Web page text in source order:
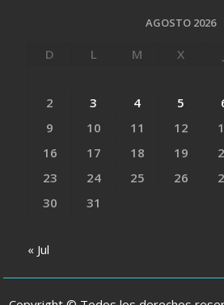
AGOSTO 2026
D L M X
2
3 4 5
9
10 11 12
16
17 18 19
23
24 25 26
30
31
« Jul